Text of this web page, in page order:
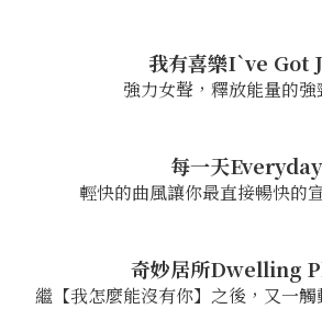
我有喜樂I`ve Got
強力女聲，釋放能量的強
每一天Everyday
輕快的曲風讓你最直接暢快的
奇妙居所Dwelling
繼【我怎麼能沒有你】之後，又一